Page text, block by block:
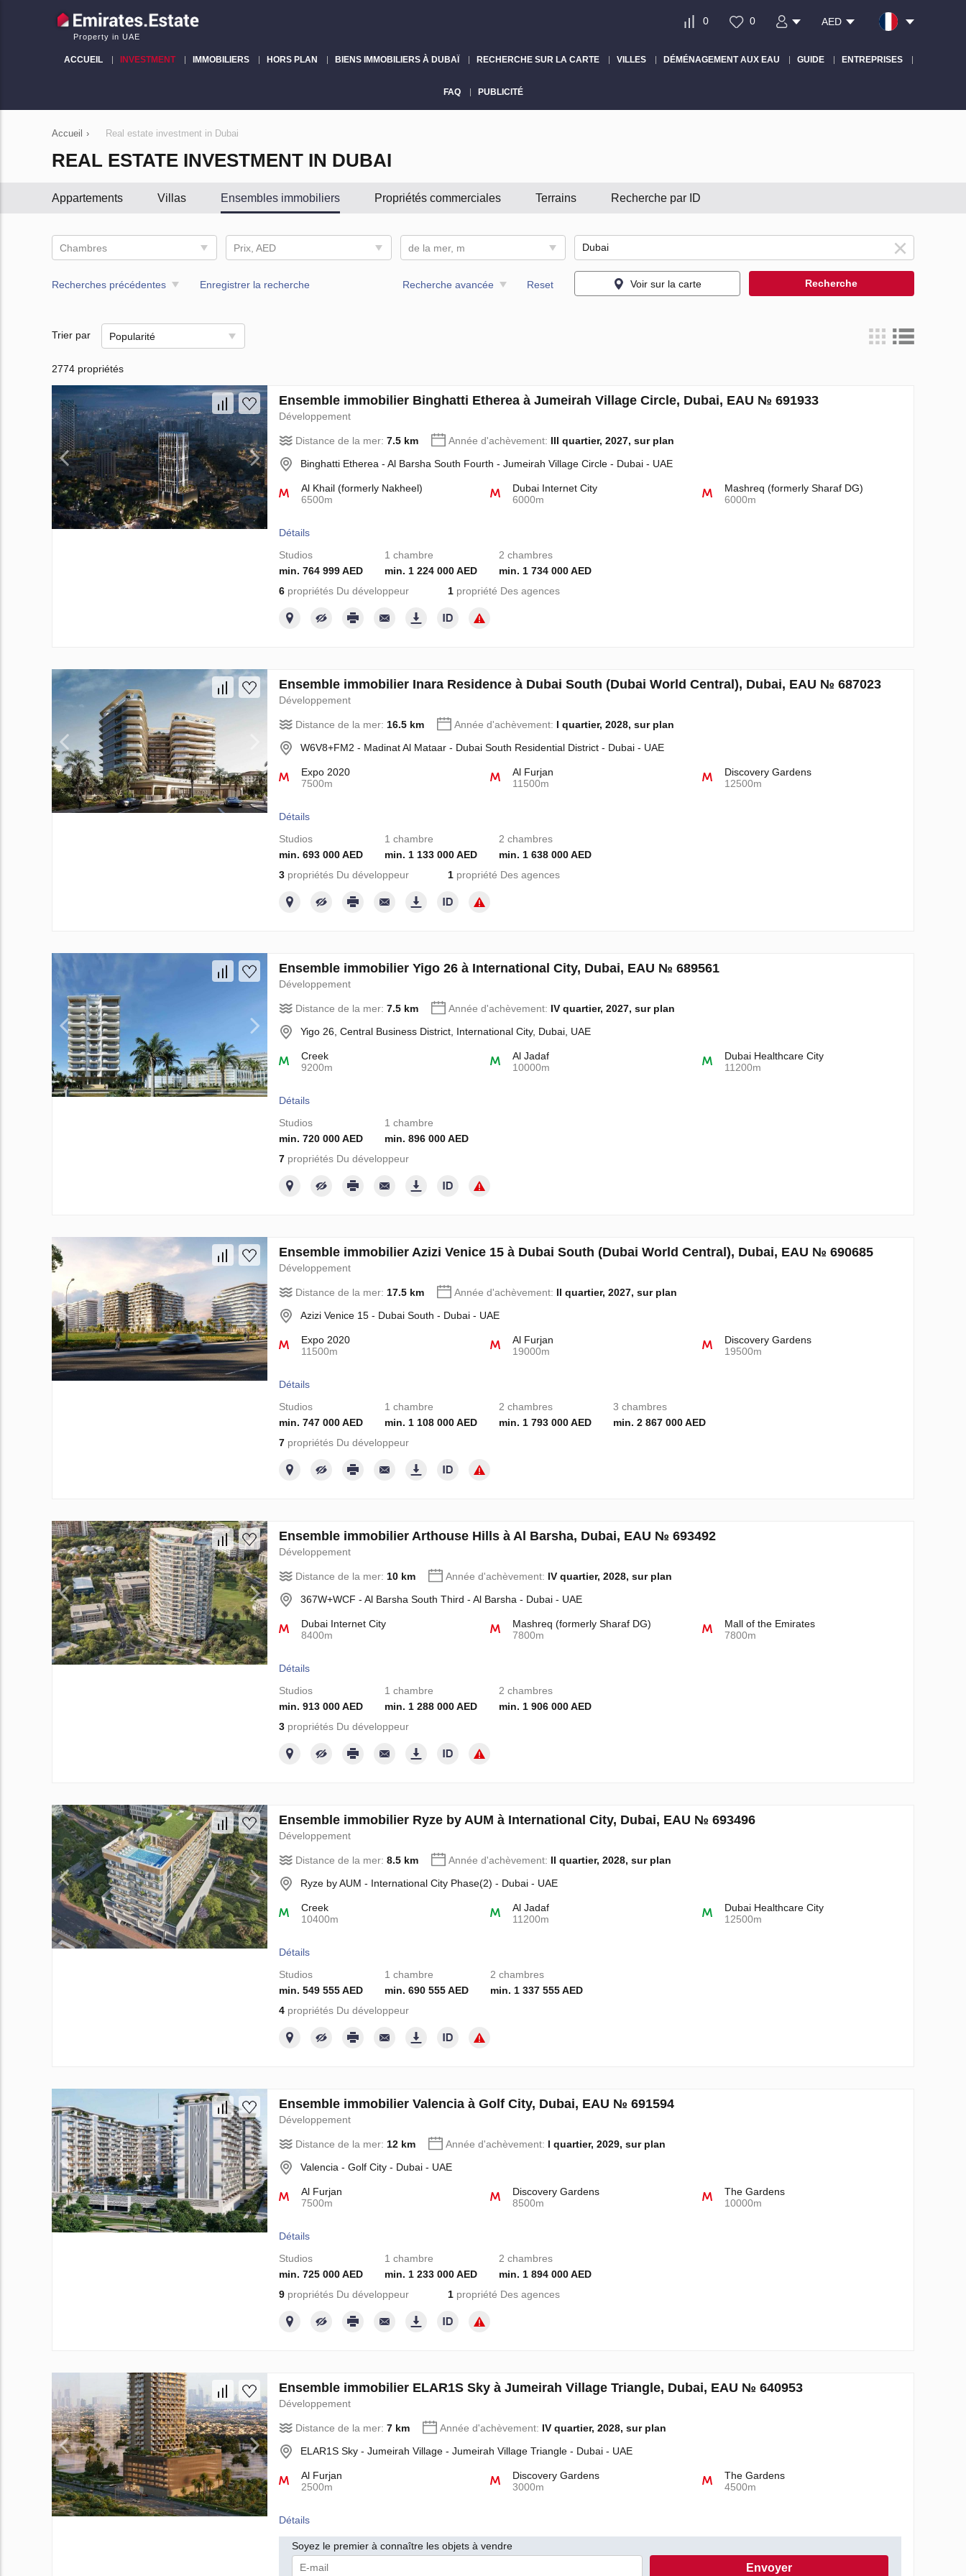
Property in UAE
0 0 AED
ACCUEIL INVESTMENT IMMOBILIERS HORS PLAN BIENS IMMOBILIERS À DUBAÏ RECHERCHE SUR LA CARTE VILLES DÉMÉNAGEMENT AUX EAU GUIDE ENTREPRISES
FAQ PUBLICITÉ
Accueil › Real estate investment in Dubai
REAL ESTATE INVESTMENT IN DUBAI
Appartements Villas Ensembles immobiliers Propriétés commerciales Terrains Recherche par ID
Chambres Prix, AED de la mer, m
Recherches précédentes Enregistrer la recherche Recherche avancée Reset Voir sur la carte Recherche
Trier par Popularité
2774 propriétés
Ensemble immobilier Binghatti Etherea à Jumeirah Village Circle, Dubai, EAU № 691933
Développement
Distance de la mer: 7.5 km Année d'achèvement: III quartier, 2027, sur plan
Binghatti Etherea - Al Barsha South Fourth - Jumeirah Village Circle - Dubai - UAE
Al Khail (formerly Nakheel)
6500m
Dubai Internet City
6000m
Mashreq (formerly Sharaf DG)
6000m
Détails
Studios
min. 764 999 AED
1 chambre
min. 1 224 000 AED
2 chambres
min. 1 734 000 AED
6propriétés Du développeur 1propriété Des agences
Ensemble immobilier Inara Residence à Dubai South (Dubai World Central), Dubai, EAU № 687023
Développement
Distance de la mer: 16.5 km Année d'achèvement: I quartier, 2028, sur plan
W6V8+FM2 - Madinat Al Mataar - Dubai South Residential District - Dubai - UAE
Expo 2020
7500m
Al Furjan
11500m
Discovery Gardens
12500m
Détails
Studios
min. 693 000 AED
1 chambre
min. 1 133 000 AED
2 chambres
min. 1 638 000 AED
3propriétés Du développeur 1propriété Des agences
Ensemble immobilier Yigo 26 à International City, Dubai, EAU № 689561
Développement
Distance de la mer: 7.5 km Année d'achèvement: IV quartier, 2027, sur plan
Yigo 26, Central Business District, International City, Dubai, UAE
Creek
9200m
Al Jadaf
10000m
Dubai Healthcare City
11200m
Détails
Studios
min. 720 000 AED
1 chambre
min. 896 000 AED
7propriétés Du développeur
Ensemble immobilier Azizi Venice 15 à Dubai South (Dubai World Central), Dubai, EAU № 690685
Développement
Distance de la mer: 17.5 km Année d'achèvement: II quartier, 2027, sur plan
Azizi Venice 15 - Dubai South - Dubai - UAE
Expo 2020
11500m
Al Furjan
19000m
Discovery Gardens
19500m
Détails
Studios
min. 747 000 AED
1 chambre
min. 1 108 000 AED
2 chambres
min. 1 793 000 AED
3 chambres
min. 2 867 000 AED
7propriétés Du développeur
Ensemble immobilier Arthouse Hills à Al Barsha, Dubai, EAU № 693492
Développement
Distance de la mer: 10 km Année d'achèvement: IV quartier, 2028, sur plan
367W+WCF - Al Barsha South Third - Al Barsha - Dubai - UAE
Dubai Internet City
8400m
Mashreq (formerly Sharaf DG)
7800m
Mall of the Emirates
7800m
Détails
Studios
min. 913 000 AED
1 chambre
min. 1 288 000 AED
2 chambres
min. 1 906 000 AED
3propriétés Du développeur
Ensemble immobilier Ryze by AUM à International City, Dubai, EAU № 693496
Développement
Distance de la mer: 8.5 km Année d'achèvement: II quartier, 2028, sur plan
Ryze by AUM - International City Phase(2) - Dubai - UAE
Creek
10400m
Al Jadaf
11200m
Dubai Healthcare City
12500m
Détails
Studios
min. 549 555 AED
1 chambre
min. 690 555 AED
2 chambres
min. 1 337 555 AED
4propriétés Du développeur
Ensemble immobilier Valencia à Golf City, Dubai, EAU № 691594
Développement
Distance de la mer: 12 km Année d'achèvement: I quartier, 2029, sur plan
Valencia - Golf City - Dubai - UAE
Al Furjan
7500m
Discovery Gardens
8500m
The Gardens
10000m
Détails
Studios
min. 725 000 AED
1 chambre
min. 1 233 000 AED
2 chambres
min. 1 894 000 AED
9propriétés Du développeur 1propriété Des agences
Ensemble immobilier ELAR1S Sky à Jumeirah Village Triangle, Dubai, EAU № 640953
Développement
Distance de la mer: 7 km Année d'achèvement: IV quartier, 2028, sur plan
ELAR1S Sky - Jumeirah Village - Jumeirah Village Triangle - Dubai - UAE
Al Furjan
2500m
Discovery Gardens
3000m
The Gardens
4500m
Détails
Soyez le premier à connaître les objets à vendre
Envoyer